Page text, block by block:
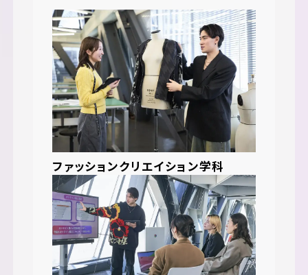
ファッションクリエイション学科